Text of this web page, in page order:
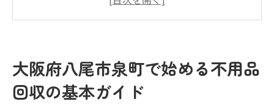
不用品処分にかかる費用の目安
地域のリサイクル法規制について知ってお
大阪府八尾市泉町で始める不用品
回収の基本ガイド